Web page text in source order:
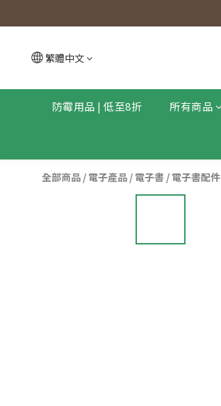
繁體中文
防霉用品 | 低至8折 所有商品
全部商品 / 電子產品 / 電子書 / 電子書配件